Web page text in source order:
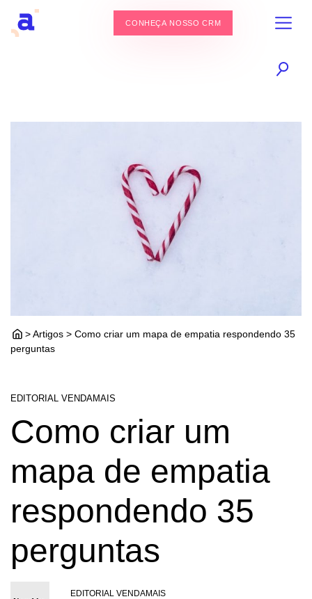
CONHEÇA NOSSO CRM
> Artigos > Como criar um mapa de empatia respondendo 35
perguntas
EDITORIAL VENDAMAIS
Como criar um
mapa de empatia
respondendo 35
perguntas
EDITORIAL VENDAMAIS